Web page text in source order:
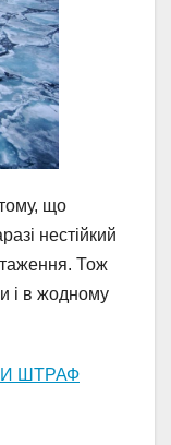
що
нестійкий
Тож
і в жодному
ШТРАФ